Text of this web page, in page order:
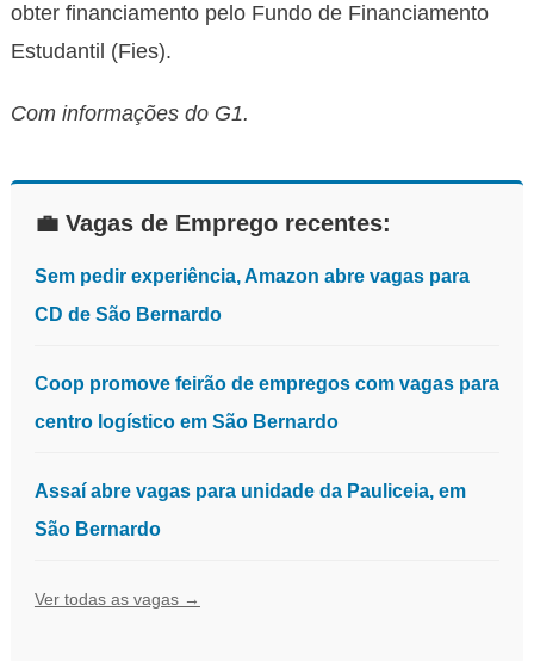
obter financiamento pelo Fundo de Financiamento
Estudantil (Fies).
Com informações do G1.
💼 Vagas de Emprego recentes:
Sem pedir experiência, Amazon abre vagas para
CD de São Bernardo
Coop promove feirão de empregos com vagas para
centro logístico em São Bernardo
Assaí abre vagas para unidade da Pauliceia, em
São Bernardo
Ver todas as vagas →